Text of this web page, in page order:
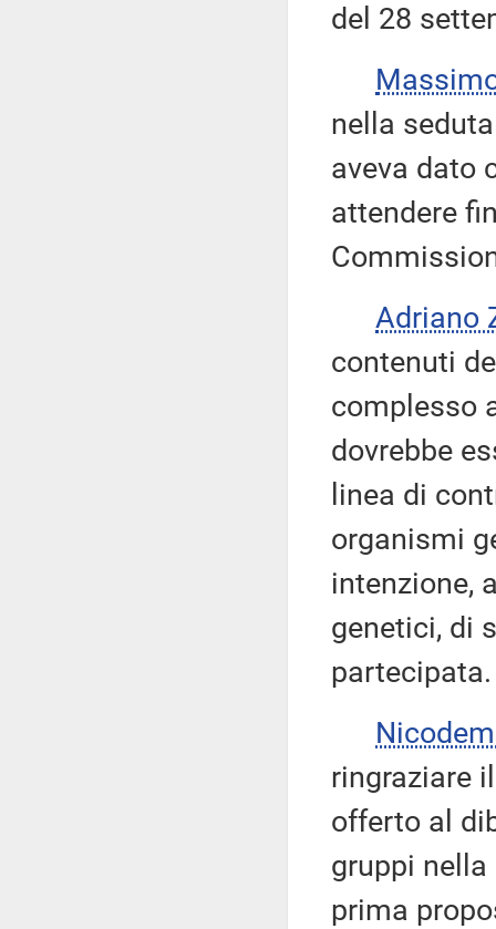
del 28
nella
aveva dato
attendere
Adriano
contenuti
complesso
dovrebbe
linea di
organismi
intenzione,
genetici, di
partecipata.
ringraziare
offerto al
gruppi
prima